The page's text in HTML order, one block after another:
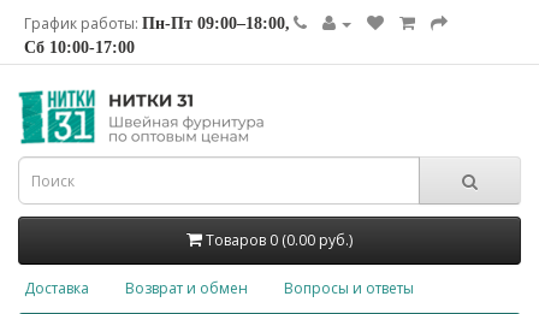
График работы: Пн-Пт 09:00–18:00,
Сб 10:00-17:00
Товаров 0 (0.00 руб.)
Доставка Возврат и обмен Вопросы и ответы